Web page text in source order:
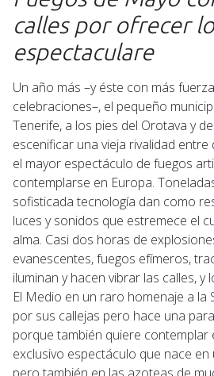
calles por ofrecer
espectaculare
Un año más –y éste con más
celebraciones–, el pequeño
Tenerife, a los pies del Orotava y
escenificar una vieja rivalidad
el mayor espectáculo de fuegos
contemplarse en Europa.
sofisticada tecnología dan como
luces y sonidos que estremece el
alma. Casi dos horas de
evanescentes, fuegos efímeros,
iluminan y hacen vibrar las calles, y
El Medio en un raro homenaje a la
por sus callejas pero hace una
porque también quiere contemplar
exclusivo espectáculo que nace